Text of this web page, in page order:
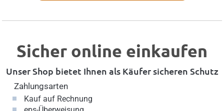
Sicher online einkaufen
Unser Shop bietet Ihnen als Käufer sicheren Schutz
Zahlungsarten
Kauf auf Rechnung